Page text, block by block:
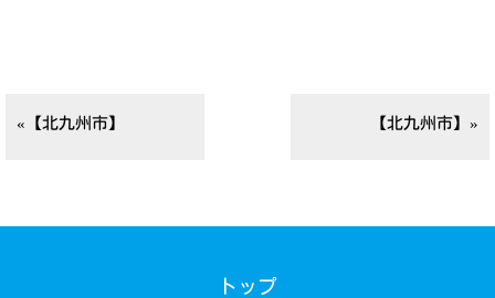
«【北九州市】 【北九州市】»
トップ